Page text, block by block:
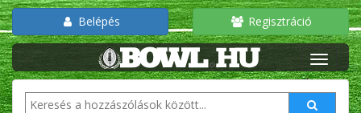
Belépés Regisztráció